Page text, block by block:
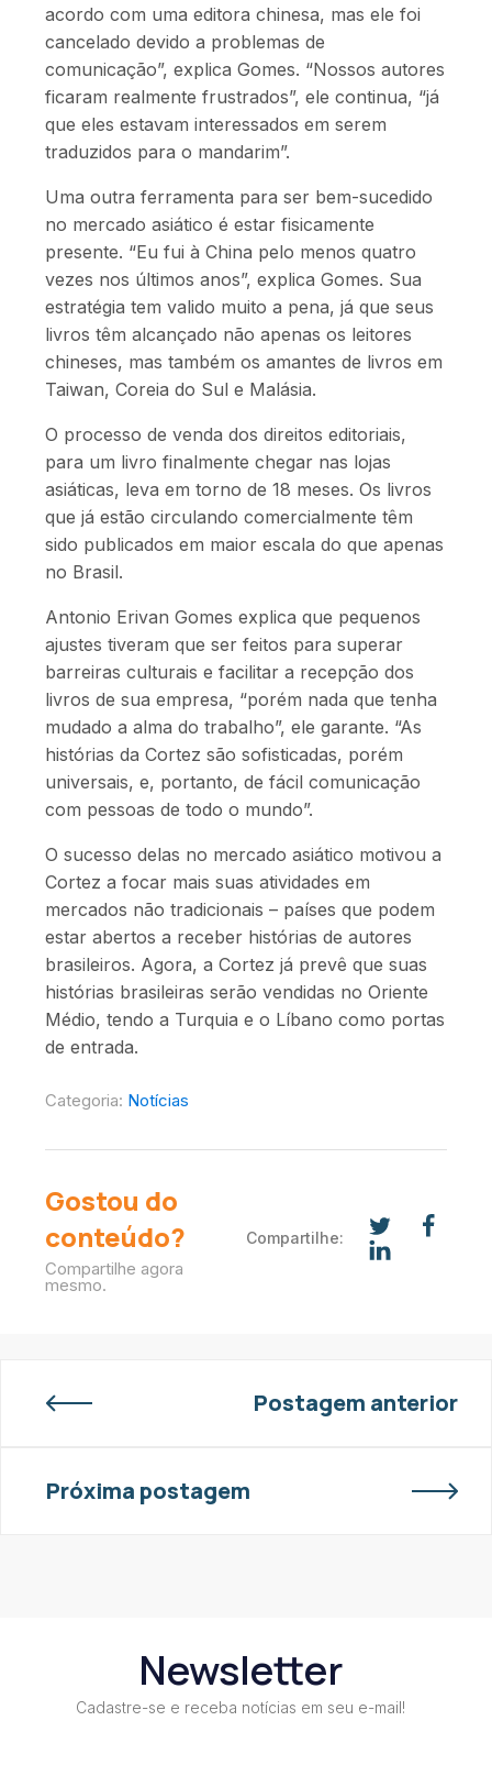
acordo com uma editora chinesa, mas ele foi
cancelado devido a problemas de
comunicação”, explica Gomes. “Nossos autores
ficaram realmente frustrados”, ele continua, “já
que eles estavam interessados em serem
traduzidos para o mandarim”.
Uma outra ferramenta para ser bem-sucedido
no mercado asiático é estar fisicamente
presente. “Eu fui à China pelo menos quatro
vezes nos últimos anos”, explica Gomes. Sua
estratégia tem valido muito a pena, já que seus
livros têm alcançado não apenas os leitores
chineses, mas também os amantes de livros em
Taiwan, Coreia do Sul e Malásia.
O processo de venda dos direitos editoriais,
para um livro finalmente chegar nas lojas
asiáticas, leva em torno de 18 meses. Os livros
que já estão circulando comercialmente têm
sido publicados em maior escala do que apenas
no Brasil.
Antonio Erivan Gomes explica que pequenos
ajustes tiveram que ser feitos para superar
barreiras culturais e facilitar a recepção dos
livros de sua empresa, “porém nada que tenha
mudado a alma do trabalho”, ele garante. “As
histórias da Cortez são sofisticadas, porém
universais, e, portanto, de fácil comunicação
com pessoas de todo o mundo”.
O sucesso delas no mercado asiático motivou a
Cortez a focar mais suas atividades em
mercados não tradicionais – países que podem
estar abertos a receber histórias de autores
brasileiros. Agora, a Cortez já prevê que suas
histórias brasileiras serão vendidas no Oriente
Médio, tendo a Turquia e o Líbano como portas
de entrada.
Categoria: Notícias
Gostou do
conteúdo?
Compartilhe agora
mesmo.
Compartilhe:
Postagem anterior
Próxima postagem
Newsletter
Cadastre-se e receba notícias em seu e-mail!